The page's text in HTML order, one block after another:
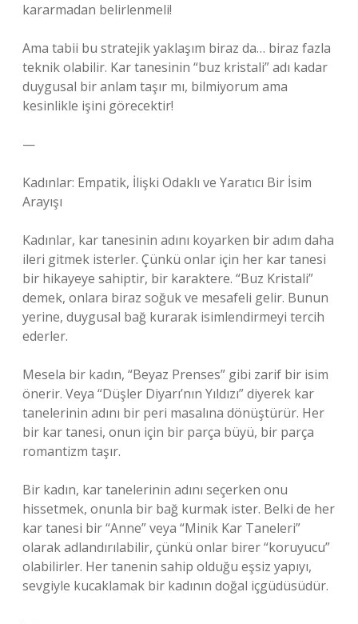
kararmadan belirlenmeli!
Ama tabii bu stratejik yaklaşım biraz da… biraz fazla
teknik olabilir. Kar tanesinin “buz kristali” adı kadar
duygusal bir anlam taşır mı, bilmiyorum ama
kesinlikle işini görecektir!
—
Kadınlar: Empatik, İlişki Odaklı ve Yaratıcı Bir İsim
Arayışı
Kadınlar, kar tanesinin adını koyarken bir adım daha
ileri gitmek isterler. Çünkü onlar için her kar tanesi
bir hikayeye sahiptir, bir karaktere. “Buz Kristali”
demek, onlara biraz soğuk ve mesafeli gelir. Bunun
yerine, duygusal bağ kurarak isimlendirmeyi tercih
ederler.
Mesela bir kadın, “Beyaz Prenses” gibi zarif bir isim
önerir. Veya “Düşler Diyarı’nın Yıldızı” diyerek kar
tanelerinin adını bir peri masalına dönüştürür. Her
bir kar tanesi, onun için bir parça büyü, bir parça
romantizm taşır.
Bir kadın, kar tanelerinin adını seçerken onu
hissetmek, onunla bir bağ kurmak ister. Belki de her
kar tanesi bir “Anne” veya “Minik Kar Taneleri”
olarak adlandırılabilir, çünkü onlar birer “koruyucu”
olabilirler. Her tanenin sahip olduğu eşsiz yapıyı,
sevgiyle kucaklamak bir kadının doğal içgüdüsüdür.